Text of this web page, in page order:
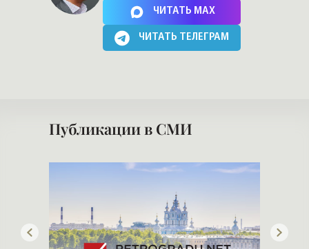
Нажимая на кнопку, Вы соглашаетесь c политикой сайта
ЧИТАТЬ MAX
ЧИТАТЬ ТЕЛЕГРАМ
Публикации в СМИ